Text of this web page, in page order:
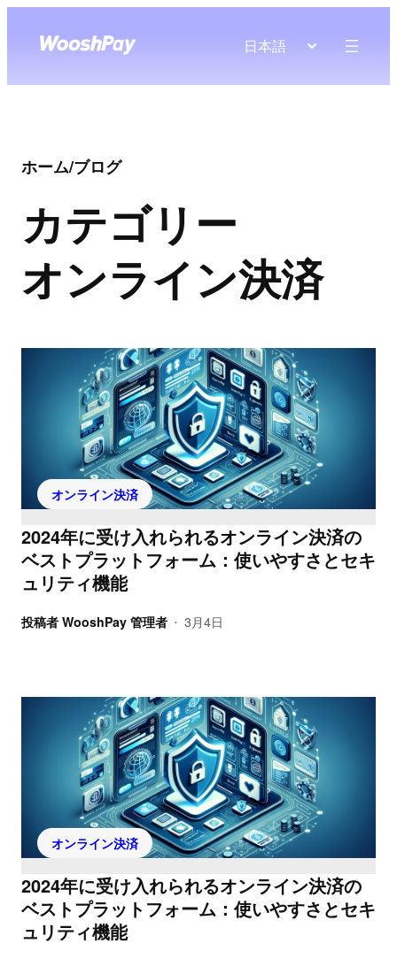
日本語
ホーム/ブログ
カテゴリー
オンライン決済
オンライン決済
2024年に受け入れられるオンライン決済の
ベストプラットフォーム：使いやすさとセキ
ュリティ機能
投稿者 WooshPay 管理者 • 3月4日
オンライン決済
2024年に受け入れられるオンライン決済の
ベストプラットフォーム：使いやすさとセキ
ュリティ機能